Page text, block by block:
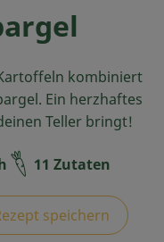
kombiniert
Ein herzhaftes
Teller bringt!
11 Zutaten
speichern